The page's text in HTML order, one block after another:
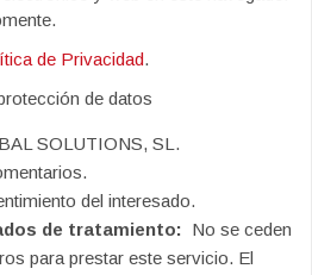
de Privacidad.
de datos
SOLUTIONS, SL.
del interesado.
de tratamiento: No se ceden
para prestar este servicio. El